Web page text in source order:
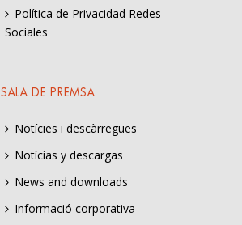
Política de Privacidad Redes
Sociales
SALA DE PREMSA
Notícies i descàrregues
Notícias y descargas
News and downloads
Informació corporativa